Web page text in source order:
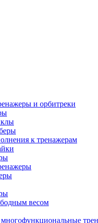
и орбитреки
к тренажерам
весом